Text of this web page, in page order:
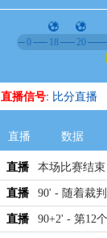
0 18 20
直播信号: 比分直播
直播 数据
直播 本场比赛结
直播 90' - 随着裁
直播 90+2' - 第12